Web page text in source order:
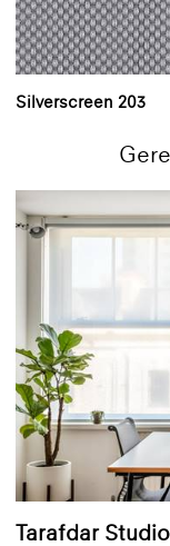
Silverscreen 203
Tarafdar Studio